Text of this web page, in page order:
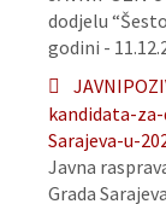
dodjelu
godini -
kandidata-
Sarajeva-u-
Javna
Grada